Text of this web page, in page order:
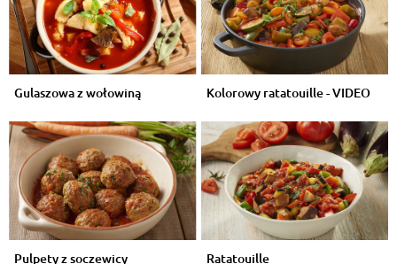
Gulaszowa z wołowiną Kolorowy ratatouille - VIDEO
Pulpety z soczewicy Ratatouille